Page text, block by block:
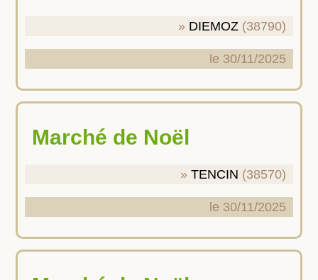
DIEMOZ (38790)
le 30/11/2025
Marché de Noël
TENCIN (38570)
le 30/11/2025